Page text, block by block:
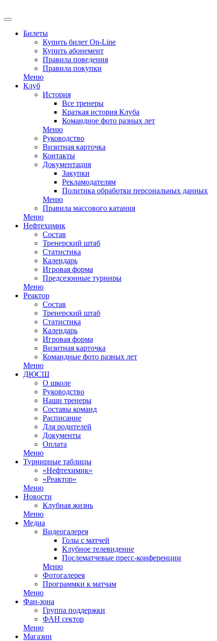
Билеты
Купить билет On-Line
Купить абонемент
Правила поведения
Правила покупки
Меню
Клуб
История
Все тренеры
Краткая история Клуба
Командное фото разных лет
Меню
Руководство
Визитная карточка
Контакты
Документация
Закупки
Рекламодателям
Политика обработки персональных данных
Меню
Правила массового катания
Меню
Нефтехимик
Состав
Тренерский штаб
Статистика
Календарь
Игровая форма
Предсезонные турниры
Меню
Реактор
Состав
Тренерский штаб
Статистика
Календарь
Игровая форма
Визитная карточка
Командные фото разных лет
Меню
ДЮСШ
О школе
Руководство
Наши тренеры
Составы команд
Расписание
Для родителей
Документы
Оплата
Меню
Турнирные таблицы
«Нефтехимик»
«Реактор»
Меню
Новости
Клубная жизнь
Меню
Медиа
Видеогалерея
Голы с матчей
Клубное телевидение
Послематчевые пресс-конференции
Меню
Фотогалерея
Программки к матчам
Меню
Фан-зона
Группа поддержки
ФАН сектор
Меню
Магазин